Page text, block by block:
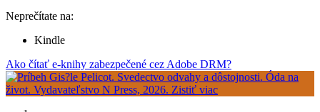
Neprečítate na:
Kindle
Ako čítať e-knihy zabezpečené cez Adobe DRM?